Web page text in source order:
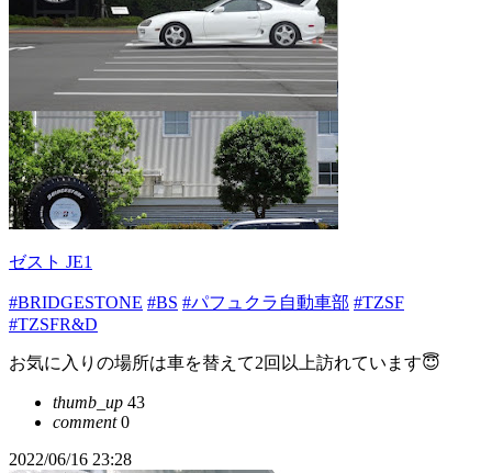
ゼスト JE1
#BRIDGESTONE #BS #パフュクラ自動車部 #TZSF
#TZSFR&D
お気に入りの場所は車を替えて2回以上訪れています😇
thumb_up 43
comment0
2022/06/16 23:28